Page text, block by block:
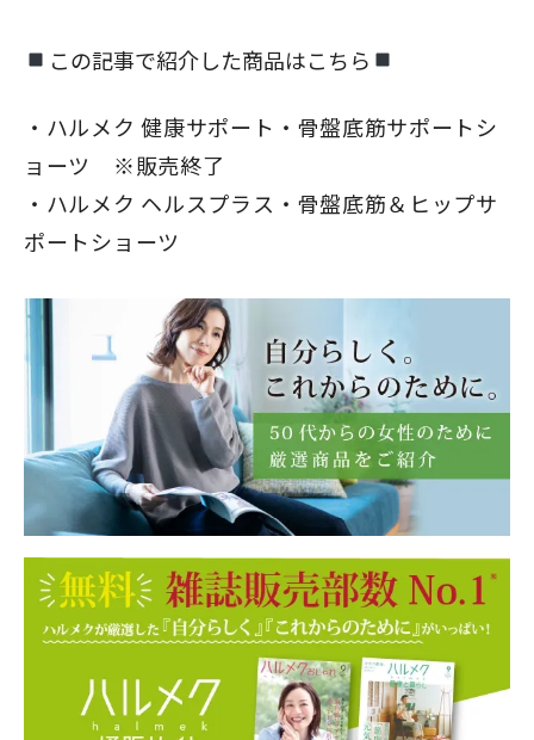
この記事で紹介した商品はこちら
ハルメク 健康サポート・骨盤底筋サポートシ
ョーツ ※販売終了
ハルメク ヘルスプラス・骨盤底筋＆ヒップサ
ポートショーツ